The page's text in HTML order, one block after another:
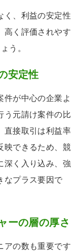
く、利益の安定性
高く評価されやす
う。
安定性
件が中心の企業よ
う元請け案件の比
直接取引は利益率
映できるため、競
深く入り込み、強
なプラス要因で
ーの層の厚さ
アの数も重要です